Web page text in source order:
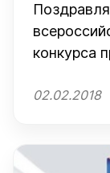
конкурса
02.02.2018